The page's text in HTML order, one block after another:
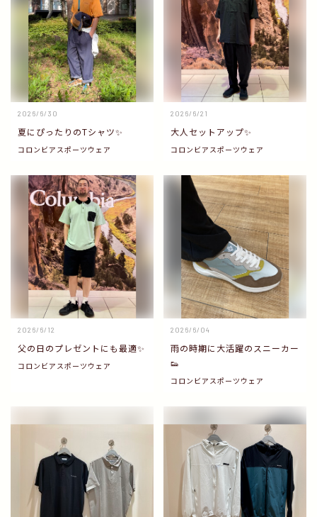
2026/6/30
夏にぴったりのTシャツ✨
コロンビアスポーツウェア
2026/6/21
大人セットアップ✨
コロンビアスポーツウェア
2026/6/12
父の日のプレゼントにも最適✨
コロンビアスポーツウェア
2026/6/04
雨の時期に大活躍のスニーカー
👟
コロンビアスポーツウェア